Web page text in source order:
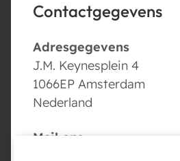
Contactgegevens
Adresgegevens
J.M. Keynesplein 4
1066EP Amsterdam
Nederland
Mail ons